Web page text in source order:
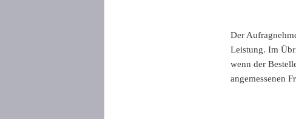
Der
Leistung. Im
wenn der
angemessenen